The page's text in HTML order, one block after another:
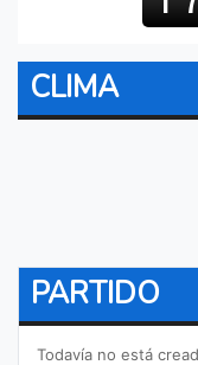
CLIMA
PARTIDO
Todavía no está